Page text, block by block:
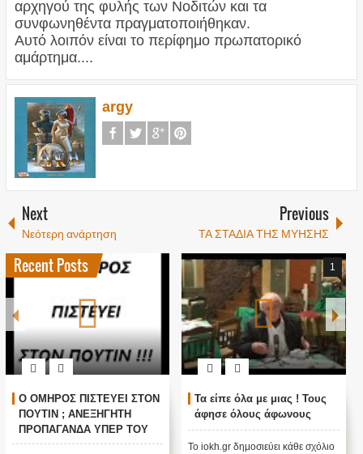
αρχηγού της φυλής των Νοδιτών και τα
συνφωνηθέντα πραγματοποιήθηκαν.
Αυτό λοιπόν είναι το περίφημο πρωπατορικό
αμάρτημα....
argy
Next
Νεότερη ανάρτηση
Previous
ΤΑ ΣΤΑΔΙΑ ΤΗΣ ΜΥΗΣΗΣ
Recent Posts
Ο ΟΜΗΡΟΣ ΠΙΣΤΕΥΕΙ ΣΤΟΝ
ΠΟΥΤΙΝ ; ΑΝΕΞΗΓΗΤΗ
ΠΡΟΠΑΓΑΝΔΑ ΥΠΕΡ ΤΟΥ
ΠΟΥΤΙΝ;
1
Τα είπε όλα με μιας ! Τους
άφησε όλους άφωνους
Το iokh.gr δημοσιεύει κάθε σχόλιο